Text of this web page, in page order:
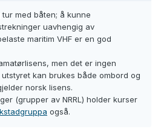
med båten; å kunne
uavhengig av
maritim VHF er en god
men det er ingen
kan brukes både ombord og
norsk lisens.
(grupper av NRRL) holder kurser
også.